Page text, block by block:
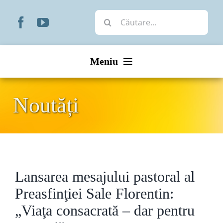
Cautare...
Meniu
Organizare
Liturgic
Noutăți
Lansarea mesajului pastoral al
Preasfinţiei Sale Florentin:
„Viaţa consacrată – dar pentru